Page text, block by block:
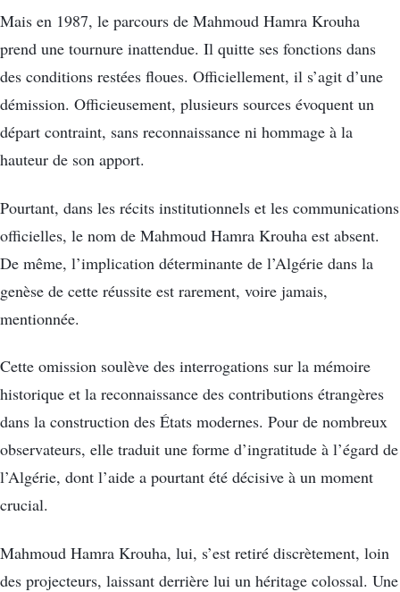
Mais en 1987, le parcours de Mahmoud Hamra Krouha
prend une tournure inattendue. Il quitte ses fonctions dans
des conditions restées floues. Officiellement, il s’agit d’une
démission. Officieusement, plusieurs sources évoquent un
départ contraint, sans reconnaissance ni hommage à la
hauteur de son apport.
Pourtant, dans les récits institutionnels et les communications
officielles, le nom de Mahmoud Hamra Krouha est absent.
De même, l’implication déterminante de l’Algérie dans la
genèse de cette réussite est rarement, voire jamais,
mentionnée.
Cette omission soulève des interrogations sur la mémoire
historique et la reconnaissance des contributions étrangères
dans la construction des États modernes. Pour de nombreux
observateurs, elle traduit une forme d’ingratitude à l’égard de
l’Algérie, dont l’aide a pourtant été décisive à un moment
crucial.
Mahmoud Hamra Krouha, lui, s’est retiré discrètement, loin
des projecteurs, laissant derrière lui un héritage colossal. Une